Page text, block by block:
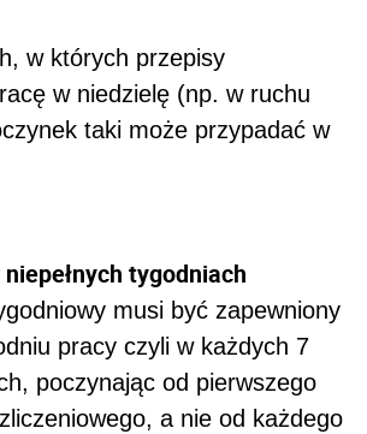
w których przepisy
w niedzielę (np. w ruchu
taki może przypadać w
tygodniach
musi być zapewniony
pracy czyli w każdych 7
poczynając od pierwszego
a nie od każdego